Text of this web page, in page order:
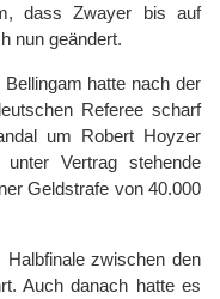
dass Zwayer bis auf
nun geändert.
hatte nach der
Referee scharf
um Robert Hoyzer
Vertrag stehende
Geldstrafe von 40.000
zwischen den
Auch danach hatte es